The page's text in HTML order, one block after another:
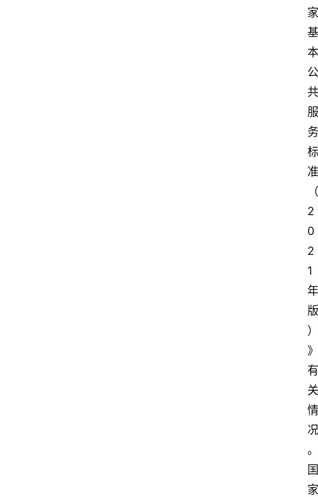
家
基
本
公
共
服
务
标
准
（
2
0
2
1
年
版
）
》
有
关
情
况
。
国
家